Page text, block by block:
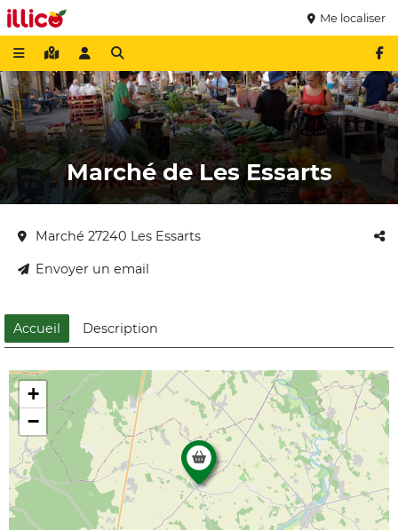
Me localiser
Marché de Les Essarts
Marché 27240 Les Essarts
Envoyer un email
Accueil Description
+
−